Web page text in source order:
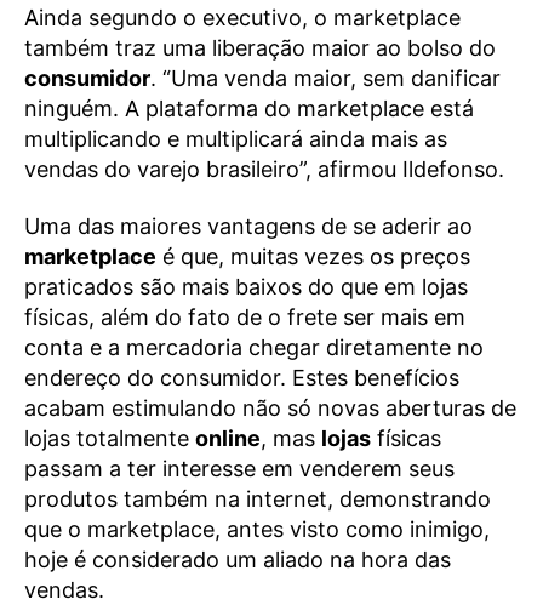
Ainda segundo o executivo, o marketplace
também traz uma liberação maior ao bolso do
consumidor. “Uma venda maior, sem danificar
ninguém. A plataforma do marketplace está
multiplicando e multiplicará ainda mais as
vendas do varejo brasileiro”, afirmou Ildefonso.
Uma das maiores vantagens de se aderir ao
marketplace é que, muitas vezes os preços
praticados são mais baixos do que em lojas
físicas, além do fato de o frete ser mais em
conta e a mercadoria chegar diretamente no
endereço do consumidor. Estes benefícios
acabam estimulando não só novas aberturas de
lojas totalmente online, mas lojas físicas
passam a ter interesse em venderem seus
produtos também na internet, demonstrando
que o marketplace, antes visto como inimigo,
hoje é considerado um aliado na hora das
vendas.